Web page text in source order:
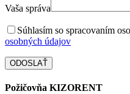
Vaša správa
Súhlasím so spracovaním
osobných údajov
Požičovňa KIZORENT